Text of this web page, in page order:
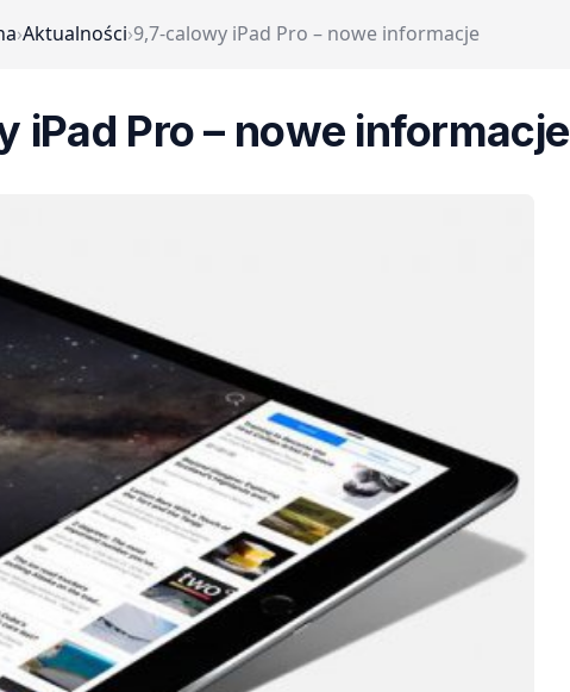
›Aktualności›9,7-calowy iPad Pro – nowe informacje
iPad Pro – nowe informacje